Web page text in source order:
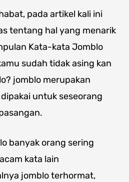
pada artikel kali ini
tentang hal yang menarik
Kata-kata Jomblo
sudah tidak asing kan
jomblo merupakan
untuk seseorang
banyak orang sering
kata lain
jomblo terhormat,